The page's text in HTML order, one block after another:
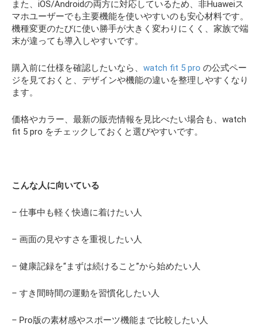
また、iOS/Androidの両方に対応しているため、非Huaweiス
マホユーザーでも主要機能を使いやすいのも安心材料です。
機種変更のたびに使い勝手が大きく変わりにくく、家族で端
末が違っても導入しやすいです。
購入前に仕様を確認したいなら、 watch fit 5 pro の公式ペー
ジを見ておくと、デザインや機能の違いを整理しやすくなり
ます。
価格やカラー、最新の販売情報を見比べたい場合も、watch
fit 5 pro をチェックしておくと選びやすいです。
こんな人に向いている
– 仕事中も軽く快適に着けたい人
– 画面の見やすさを重視したい人
– 健康記録を“まずは続けること”から始めたい人
– すき間時間の運動を習慣化したい人
– Pro版の素材感やスポーツ機能まで比較したい人